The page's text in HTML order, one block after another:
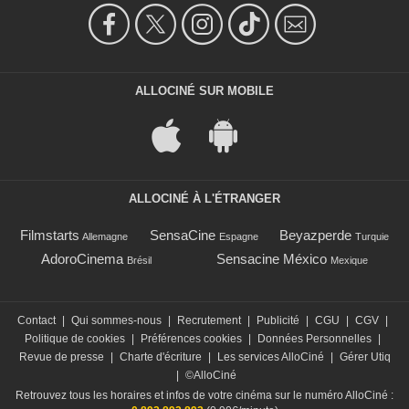
ALLOCINÉ SUR MOBILE
ALLOCINÉ À L'ÉTRANGER
Filmstarts Allemagne SensaCine Espagne Beyazperde Turquie
AdoroCinema Brésil Sensacine México Mexique
Contact Qui sommes-nous Recrutement Publicité CGU CGV
Politique de cookies
Préférences cookies Données Personnelles
Revue de presse
Charte d'écriture Les services AlloCiné
Gérer Utiq
©AlloCiné
Retrouvez tous les horaires et infos de votre cinéma sur le numéro AlloCiné :